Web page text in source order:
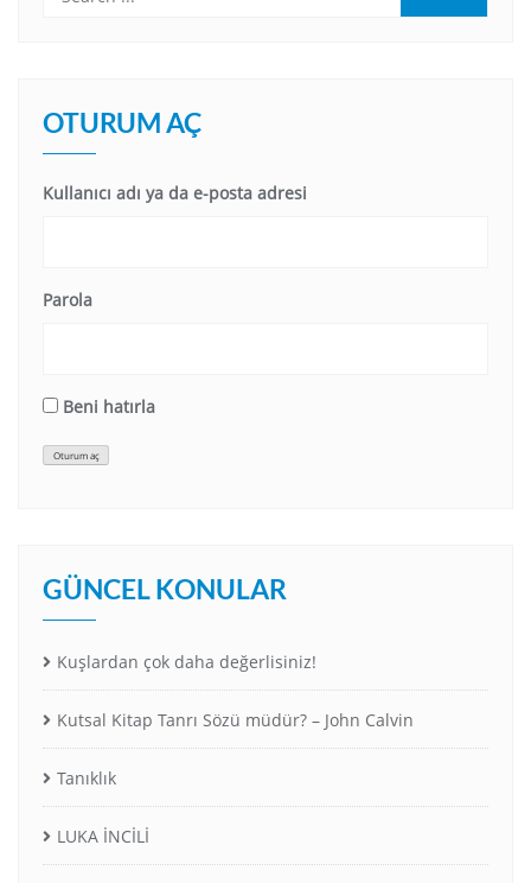
OTURUM AÇ
Kullanıcı adı ya da e-posta adresi
Parola
Beni hatırla
Oturum aç
GÜNCEL KONULAR
Kuşlardan çok daha değerlisiniz!
Kutsal Kitap Tanrı Sözü müdür? – John Calvin
Tanıklık
LUKA İNCİLİ